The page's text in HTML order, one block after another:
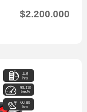
$2.200.000
4-6
hrs
90-110
km/h
60-80
km